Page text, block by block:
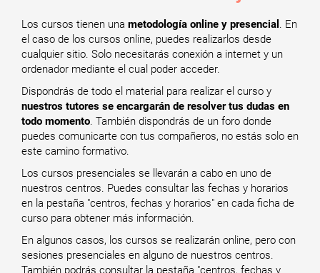
Los cursos tienen una metodología online y presencial . En
el caso de los cursos online, puedes realizarlos desde
cualquier sitio. Solo necesitarás conexión a internet y un
ordenador mediante el cual poder acceder.
Dispondrás de todo el material para realizar el curso y
nuestros tutores se encargarán de resolver tus dudas en
todo momento. También dispondrás de un foro donde
puedes comunicarte con tus compañeros, no estás solo en
este camino formativo.
Los cursos presenciales se llevarán a cabo en uno de
nuestros centros. Puedes consultar las fechas y horarios
en la pestaña "centros, fechas y horarios" en cada ficha de
curso para obtener más información.
En algunos casos, los cursos se realizarán online, pero con
sesiones presenciales en alguno de nuestros centros.
También podrás consultar la pestaña "centros, fechas y